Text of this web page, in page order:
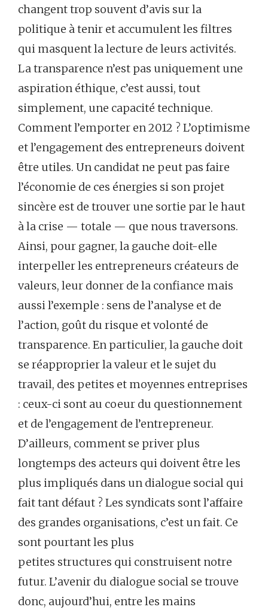
changent trop souvent d’avis sur la
politique à tenir et accumulent les filtres
qui masquent la lecture de leurs activités.
La transparence n’est pas uniquement une
aspiration éthique, c’est aussi, tout
simplement, une capacité technique.
Comment l’emporter en 2012 ? L’optimisme
et l’engagement des entrepreneurs doivent
être utiles. Un candidat ne peut pas faire
l’économie de ces énergies si son projet
sincère est de trouver une sortie par le haut
à la crise — totale — que nous traversons.
Ainsi, pour gagner, la gauche doit-elle
interpeller les entrepreneurs créateurs de
valeurs, leur donner de la confiance mais
aussi l’exemple : sens de l’analyse et de
l’action, goût du risque et volonté de
transparence. En particulier, la gauche doit
se réapproprier la valeur et le sujet du
travail, des petites et moyennes entreprises
: ceux-ci sont au coeur du questionnement
et de l’engagement de l’entrepreneur.
D’ailleurs, comment se priver plus
longtemps des acteurs qui doivent être les
plus impliqués dans un dialogue social qui
fait tant défaut ? Les syndicats sont l’affaire
des grandes organisations, c’est un fait. Ce
sont pourtant les plus
petites structures qui construisent notre
futur. L’avenir du dialogue social se trouve
donc, aujourd’hui, entre les mains